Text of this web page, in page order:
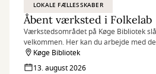
LOKALE FÆLLESSKABER
Åbent værksted i Folkelab
Værkstedsområdet på Køge Bibliotek
velkommen. Her kan du arbejde med
f.eks. 3D-printere, broderimaskiner og
udveksle idéer og dele viden med andre.
Køge Bibliotek
13. august 2026